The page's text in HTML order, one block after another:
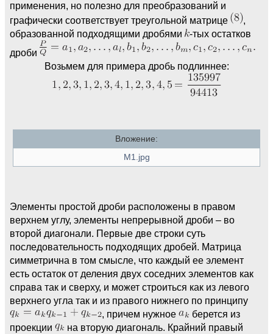
применения, но полезно для преобразований и
графически соответствует треугольной матрице
образованной подходящими дробями
-тых остатков
дроби
Возьмем для примера дробь подлиннее:
Вложение:
M1.jpg
Элементы простой дроби расположены в правом
верхнем углу, элементы непрерывной дроби – во
второй диагонали. Первые две строки суть
последовательность подходящих дробей. Матрица
симметрична в том смысле, что каждый ее элемент
есть остаток от деления двух соседних элементов как
справа так и сверху, и может строиться как из левого
верхнего угла так и из правого нижнего по принципу
, причем нужное
берется из
проекции
на вторую диагональ. Крайний правый